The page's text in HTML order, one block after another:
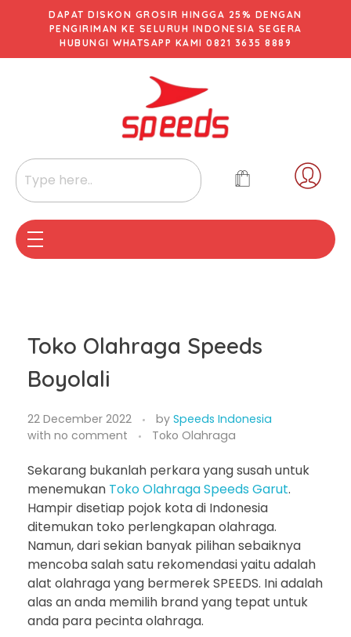
DAPAT DISKON GROSIR HINGGA 25% DENGAN
PENGIRIMAN KE SELURUH INDONESIA SEGERA
HUBUNGI WHATSAPP KAMI 0821 3635 8889
Toko Olahraga Speeds
Boyolali
22 December 2022 by Speeds Indonesia
with no comment Toko Olahraga
Sekarang bukanlah perkara yang susah untuk
menemukan Toko Olahraga Speeds Garut.
Hampir disetiap pojok kota di Indonesia
ditemukan toko perlengkapan olahraga.
Namun, dari sekian banyak pilihan sebaiknya
mencoba salah satu rekomendasi yaitu adalah
alat olahraga yang bermerek SPEEDS. Ini adalah
alas an anda memilih brand yang tepat untuk
anda para pecinta olahraga.